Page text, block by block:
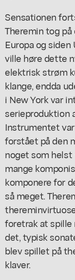
Sensationen
Theremin tog
Europa og
ville høre dette
elektrisk strøm
klange, endda
i New York var
serieproduktion
Instrumentet
forstået på den
noget som
mange
komponere for
så meget.
foretrak at
det, typisk
blev spillet på
klaver.